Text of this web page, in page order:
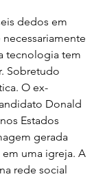
dedos em
necessariamente
tecnologia tem
Sobretudo
O ex-
Donald
Estados
gerada
uma igreja. A
rede social